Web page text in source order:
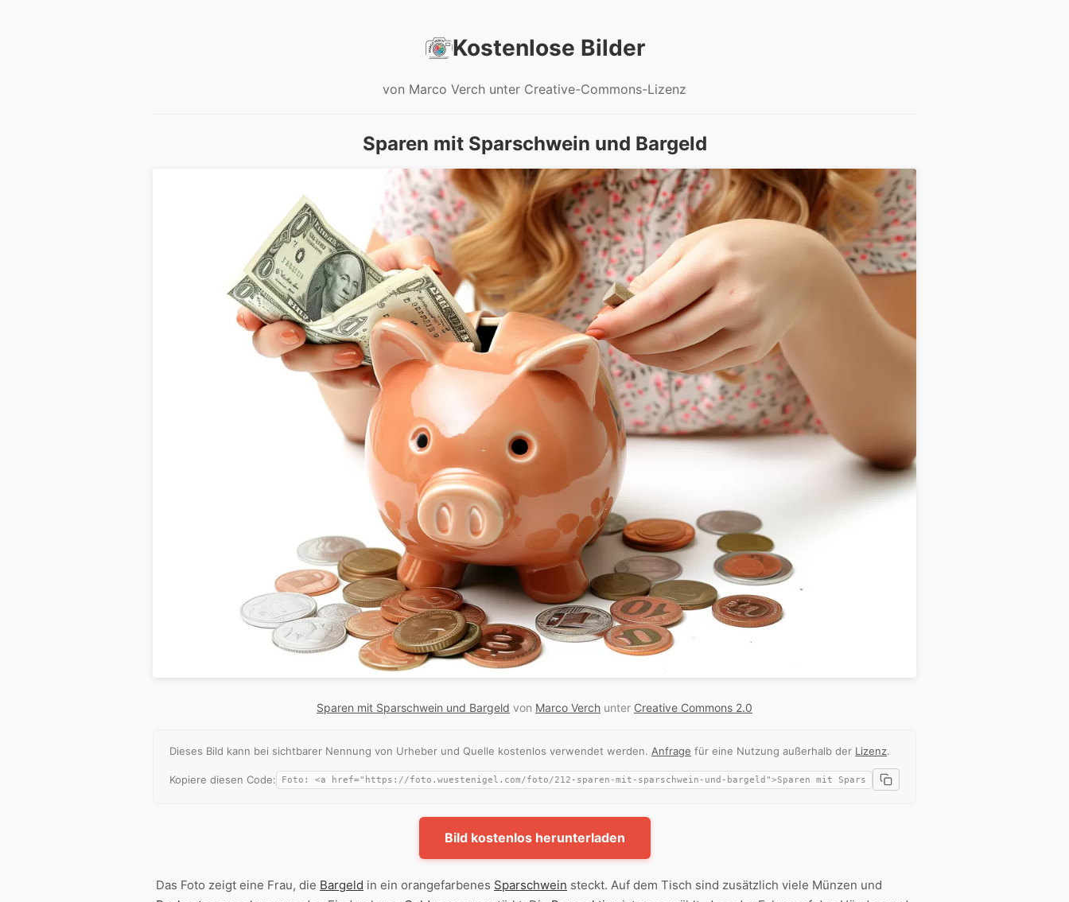
Kostenlose Bilder
von Marco Verch unter Creative-Commons-Lizenz
Sparen mit Sparschwein und Bargeld
Sparen mit Sparschwein und Bargeld von Marco Verch unter Creative Commons 2.0
Dieses Bild kann bei sichtbarer Nennung von Urheber und Quelle kostenlos verwendet werden. Anfrage für eine Nutzung außerhalb der Lizenz.
Kopiere diesen Code:
Bild kostenlos herunterladen
Das Foto zeigt eine Frau, die Bargeld in ein orangefarbenes Sparschwein steckt. Auf dem Tisch sind zusätzlich viele Münzen und